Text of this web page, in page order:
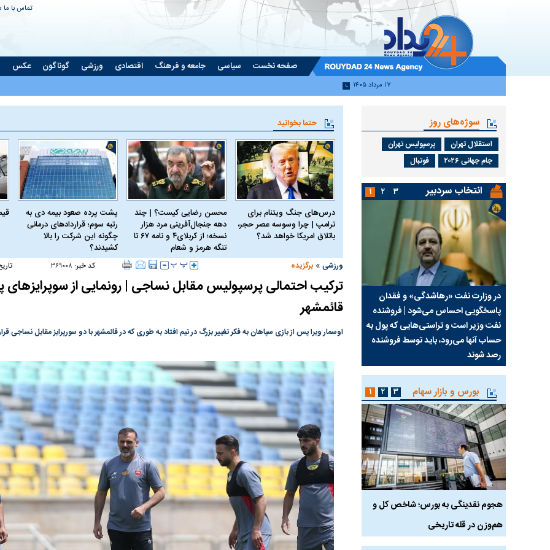
تماس با ما
صفحه نخست سیاسی جامعه و فرهنگ اقتصادی ورزشی گوناگون عکس
۱۷ مرداد ۱۴۰۵
حتما بخوانید
درس‌های جنگ ویتنام برای
ترامپ | چرا وسوسه عصر حجر،
باتلاق امریکا خواهد شد؟
محسن رضایی کیست؟ | چند
دهه جنجال‌آفرینی مرد هزار
نسخه؛ از کربلای۴ و نامه ۶۷ تا
تنگه هرمز و شعام
پشت پرده صعود بیمه دی به
رتبه سوم؛ قراردادهای درمانی
چگونه این شرکت را بالا
کشیدند؟
ورزشی » برگزیده کد خبر: ۳۶۹۰۰۸
ترکیب احتمالی پرسپولیس مقابل نساجی | رونمایی از
قائمشهر
اوسمار ویرا پس از بازی سپاهان به فکر تغییر بزرگ در تیم افتاد به طوری که در قائمشهر با دو سورپرایز مقابل نساجی
سوژه‌های روز
استقلال تهران
پرسپولیس تهران
جام جهانی ۲۰۲۶
فوتبال
انتخاب سردبیر
در وزارت نفت «رهاشدگی» و فقدان
پاسخگویی احساس می‌شود | فروشنده
نفت وزیر است و تراستی‌هایی که پول به
حساب آنها می‌رود، باید توسط فروشنده
رصد شوند
چرا رویای آمریکایی سرنگونی رژیم و
نابودی محور مقاومت تعبیر نشد؟ | پشت
پرده تجارت پهپاد‌ ۱۵۰۰ دلاری که
واشنگتن را زمین زد
مطالعه رفتار هیستریک صدا و سیما علیه
در وزارت نفت
نفت وزیر است و
حساب آنها
۱ ۲ ۳
بورس و بازار سهام
هجوم نقدینگی به بورس؛ شاخص کل و
هم‌وزن در قله تاریخی
بورس تهران رکورد شکست سیگنال مثبت دیپلماسی به بورس
هجوم نقدینگی
هم‌وزن در قله
۱ ۲ ۳